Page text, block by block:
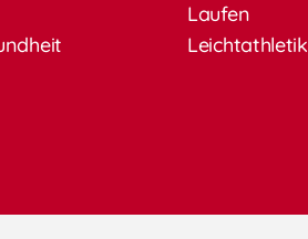
Laufen
Leichtathletik